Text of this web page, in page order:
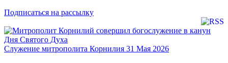
Подписаться на рассылку
Служение митрополита Корнилия 31 Мая 2026